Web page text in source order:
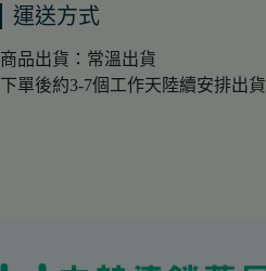
運送方式
商品出貨：常溫出貨
下單後約3-7個工作天陸續安排出貨